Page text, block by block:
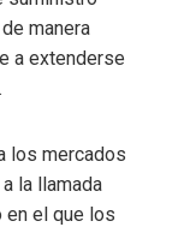
manera
a extenderse
los mercados
la llamada
en el que los